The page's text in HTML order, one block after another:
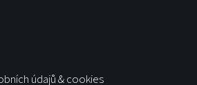
údajů & cookies